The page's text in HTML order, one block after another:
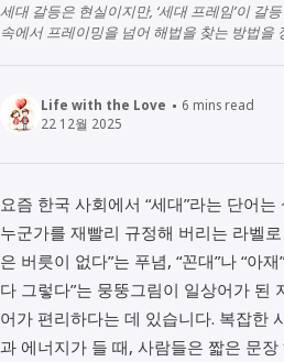
경영경제
전래동화
우리동네이야기
STUDY
데이터관리
책리뷰
용어공부
세대 갈등은 현실이지만, ‘세대 프레임’이 갈
속에서 프레이밍을 넘어 해법을 찾는 방법을
Life with the Love 6 mins read
22 12월 2025
요즘 한국 사회에서 “세대”라는 단어
누군가를 재빨리 규정해 버리는 라벨
은 버릇이 없다”는 푸념, “꼰대”나 “아
다 그렇다”는 뭉뚱그림이 일상어가 된
어가 편리하다는 데 있습니다. 복잡한
과 에너지가 들 때, 사람들은 짧은 문